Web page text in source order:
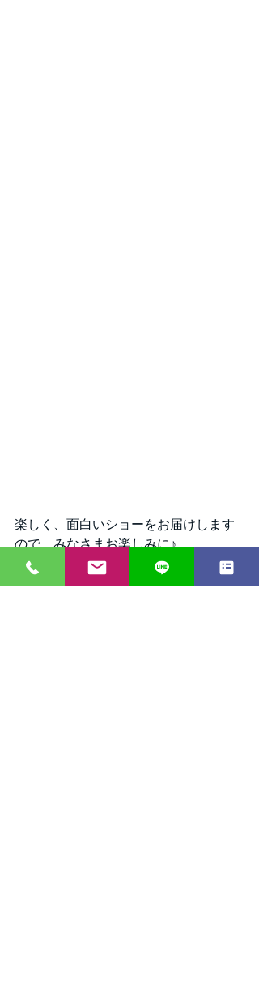
楽しく、面白いショーをお届けします
ので、みなさまお楽しみに♪
裕次郎でした。